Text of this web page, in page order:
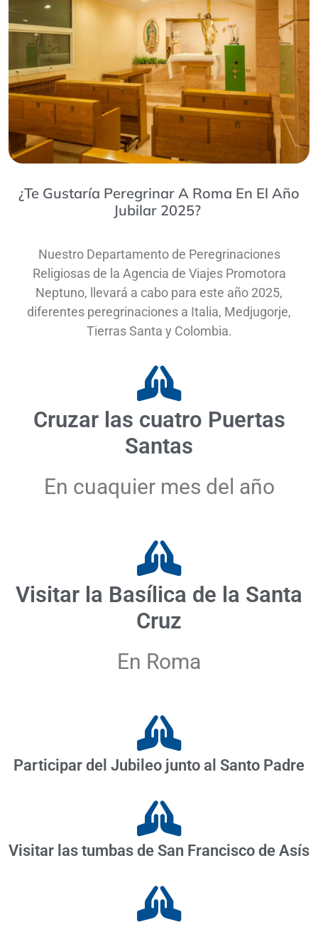
¿Te Gustaría Peregrinar A Roma En El Año
Jubilar 2025?
Nuestro Departamento de Peregrinaciones
Religiosas de la Agencia de Viajes Promotora
Neptuno, llevará a cabo para este año 2025,
diferentes peregrinaciones a Italia, Medjugorje,
Tierras Santa y Colombia.
Cruzar las cuatro Puertas
Santas
En cuaquier mes del año
Visitar la Basílica de la Santa
Cruz
En Roma
Participar del Jubileo junto al Santo Padre
Visitar las tumbas de San Francisco de Asís